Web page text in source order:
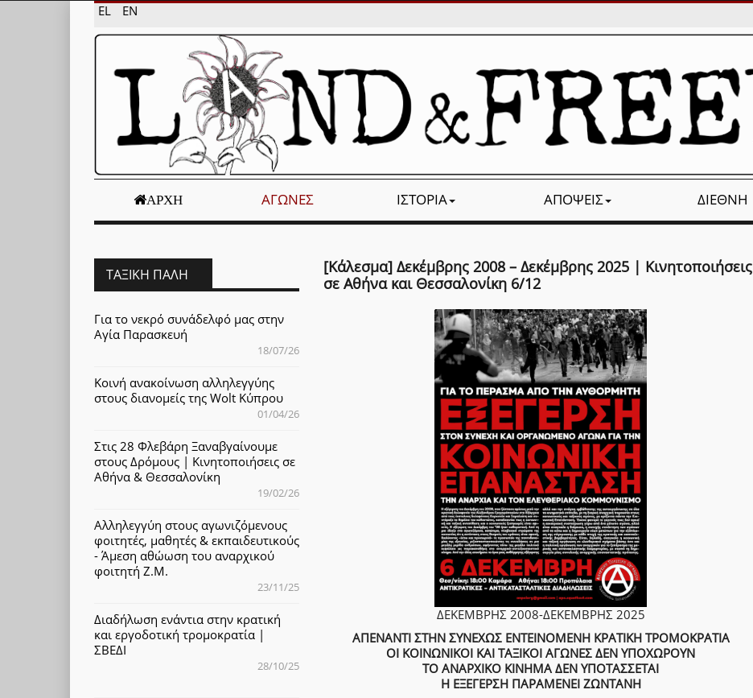
EL EN
ΑΡΧΉ ΑΓΏΝΕΣ ΙΣΤΟΡΊΑ ΑΠΌΨΕΙΣ ΔΙΕΘΝΉ
[Κάλεσμα] Δεκέμβρης 2008 – Δεκέμβρης 2025 | Κινητοποιήσεις
σε Αθήνα και Θεσσαλονίκη 6/12
ΔΕΚΕΜΒΡΗΣ 2008-ΔΕΚΕΜΒΡΗΣ 2025
ΑΠΕΝΑΝΤΙ ΣΤΗΝ ΣΥΝΕΧΩΣ ΕΝΤΕΙΝΟΜΕΝΗ ΚΡΑΤΙΚΗ ΤΡΟΜΟΚΡΑΤΙΑ
ΟΙ ΚΟΙΝΩΝΙΚΟΙ ΚΑΙ ΤΑΞΙΚΟΙ ΑΓΩΝΕΣ ΔΕΝ ΥΠΟΧΩΡΟΥΝ
ΤΟ ΑΝΑΡΧΙΚΟ ΚΙΝΗΜΑ ΔΕΝ ΥΠΟΤΑΣΣΕΤΑΙ
Η ΕΞΕΓΕΡΣΗ ΠΑΡΑΜΕΝΕΙ ΖΩΝΤΑΝΗ
ΤΑΞΙΚΉ ΠΆΛΗ
Για το νεκρό συνάδελφό μας στην
Αγία Παρασκευή
18/07/26
Κοινή ανακοίνωση αλληλεγγύης
στους διανομείς της Wolt Κύπρου
01/04/26
Στις 28 Φλεβάρη Ξαναβγαίνουμε
στους Δρόμους | Κινητοποιήσεις σε
Αθήνα & Θεσσαλονίκη
19/02/26
Αλληλεγγύη στους αγωνιζόμενους
φοιτητές, μαθητές & εκπαιδευτικούς
- Άμεση αθώωση του αναρχικού
φοιτητή Ζ.Μ.
23/11/25
Διαδήλωση ενάντια στην κρατική
και εργοδοτική τρομοκρατία |
ΣΒΕΔΙ
28/10/25